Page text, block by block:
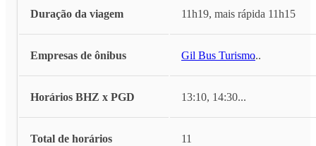
Duração da viagem 11h19, mais rápida 11h15
Empresas de ônibus Gil Bus Turismo...
Horários BHZ x PGD 13:10, 14:30...
Total de horários 11